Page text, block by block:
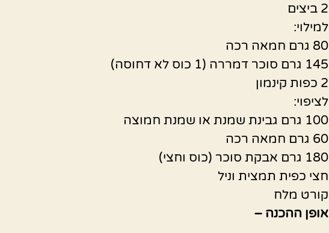
2 ביצים
למילוי:
80 גרם חמאה רכה
145 גרם סוכר דמררה (1 כוס לא דחוסה)
2 כפות קינמון
לציפוי:
100 גרם גבינת שמנת או שמנת חמוצה
60 גרם חמאה רכה
180 גרם אבקת סוכר (כוס וחצי)
חצי כפית תמצית וניל
קורט מלח
אופן ההכנה –